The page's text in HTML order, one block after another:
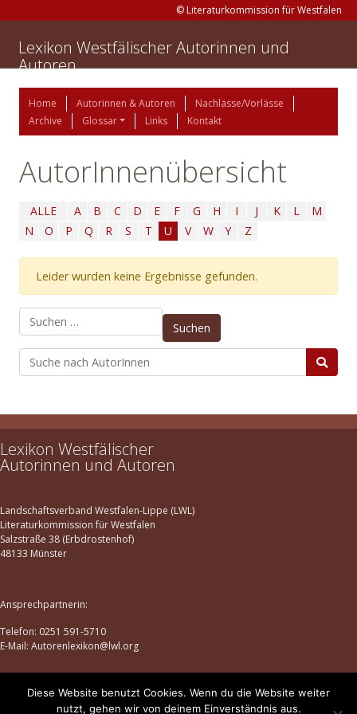
© Literaturkommission für Westfalen
Lexikon Westfälischer Autorinnen und
Autoren
Home Autorinnen & Autoren
Nachlässe/Vorlässe
Archive
Glossar Links Kontakt
AutorInnenübersicht
ALLE A B C D E F G H I J K L
M
N
O P Q R S T U V W Y Z
Leider wurden keine Ergebnisse gefunden.
Suchen nach:
Lexikon Westfälischer
Autorinnen und Autoren
Landschaftsverband Westfalen-Lippe (LWL)
Literaturkommission für Westfalen
Salzstraße 38 (Erbdrostenhof)
48133 Münster
Ansprechpartnerin:
Telefon: 0251 591-5710
E-Mail: Autorenlexikon@lwl.org
Datenschutz |Impressum
Diese Website benutzt Cookies. Wenn du die Website weiter
nutzt, gehen wir von deinem Einverständnis aus.